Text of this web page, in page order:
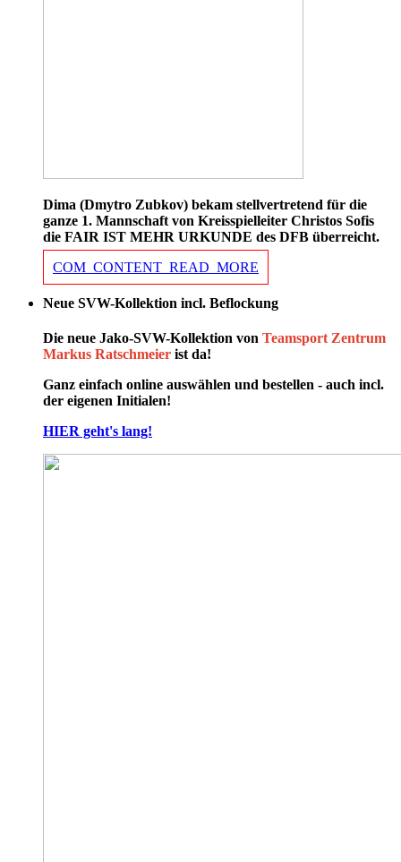
Dima (Dmytro Zubkov) bekam stellvertretend für die
ganze 1. Mannschaft von Kreisspielleiter Christos Sofis
die FAIR IST MEHR URKUNDE des DFB überreicht.
COM_CONTENT_READ_MORE
Neue SVW-Kollektion incl. Beflockung
Die neue Jako-SVW-Kollektion von Teamsport Zentrum
Markus Ratschmeier ist da!
Ganz einfach online auswählen und bestellen - auch incl.
der eigenen Initialen!
HIER geht's lang!